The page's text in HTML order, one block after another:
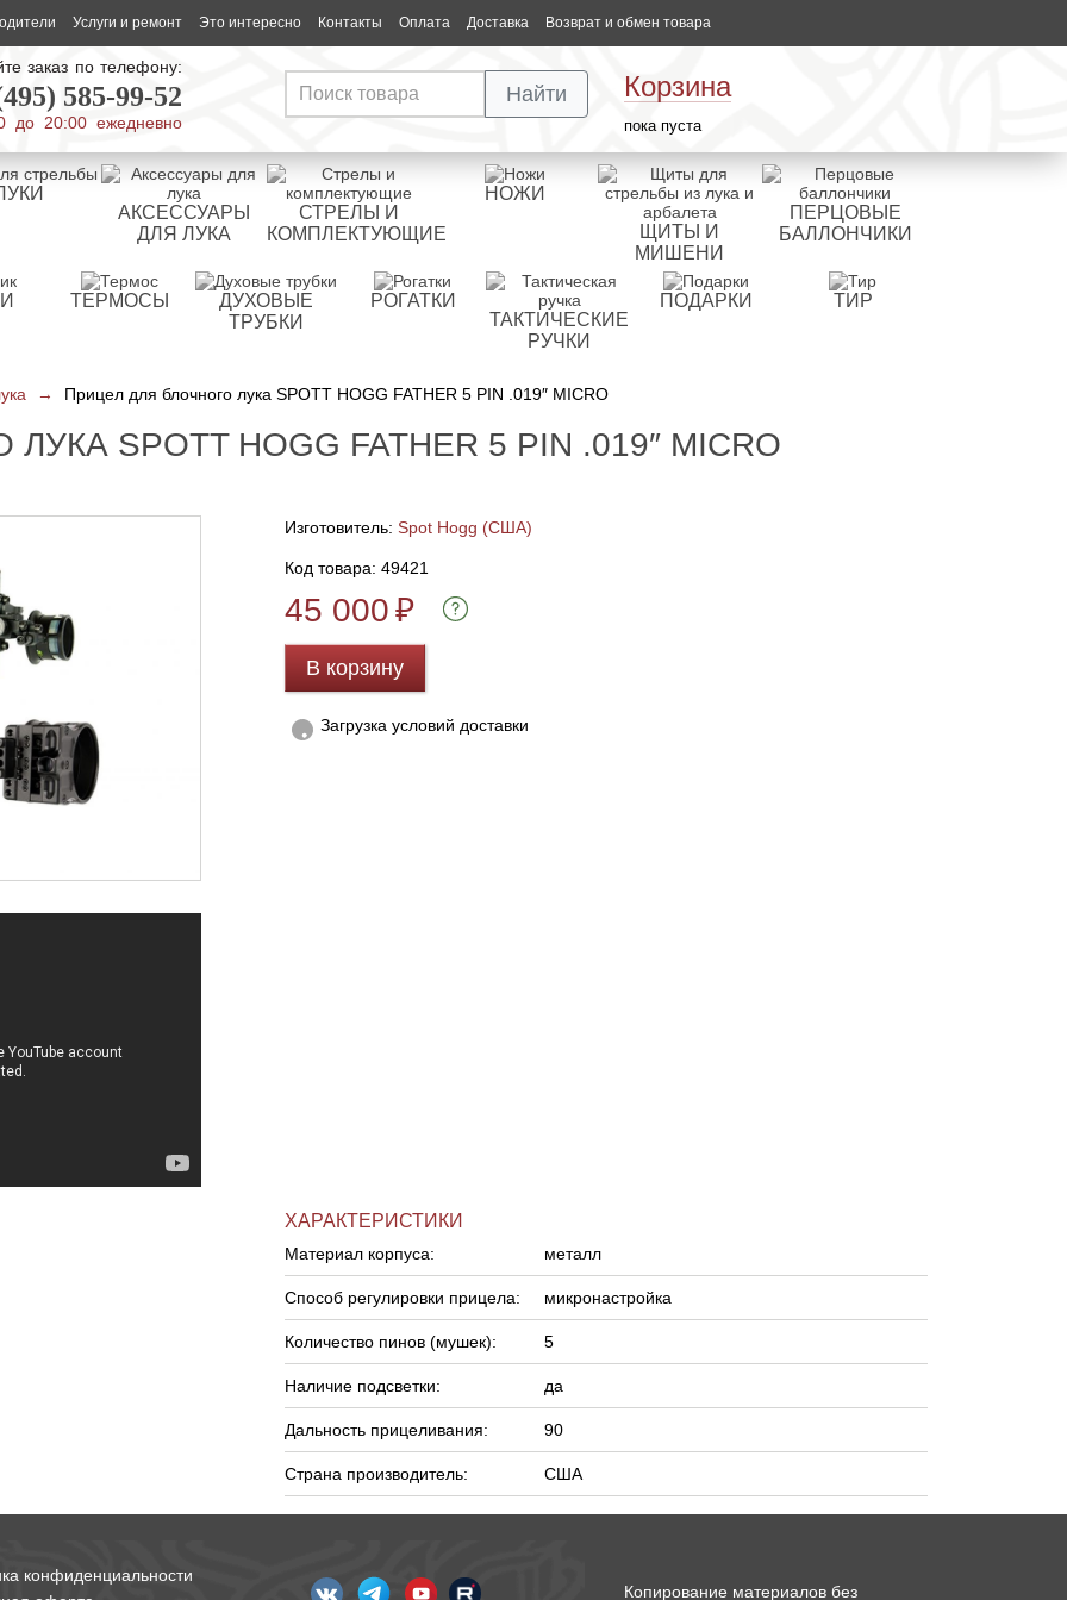
Услуги и ремонт Это интересно Контакты Оплата Доставка Возврат и обмен товара
заказ по телефону:
585-99-52
до 20:00 ежедневно
Корзина
пока пуста
Найти
АКСЕССУАРЫ
ДЛЯ ЛУКА
СТРЕЛЫ И
КОМПЛЕКТУЮЩИЕ
НОЖИ
ЩИТЫ И
МИШЕНИ
ПЕРЦОВЫЕ
БАЛЛОНЧИКИ
ТЕРМОСЫ
ДУХОВЫЕ
ТРУБКИ
РОГАТКИ
ТАКТИЧЕСКИЕ
РУЧКИ
ПОДАРКИ ТИР
→ Прицел для блочного лука SPOTT HOGG FATHER 5 PIN .019″ MICRO
SPOTT HOGG FATHER 5 PIN .019″ MICRO
Изготовитель: Spot Hogg (США)
Код товара: 49421
45 000₽
В корзину
Загрузка условий доставки
ХАРАКТЕРИСТИКИ
Материал корпуса: металл
Способ регулировки прицела: микронастройка
Количество пинов (мушек): 5
Наличие подсветки: да
Дальность прицеливания: 90
Страна производитель: США
конфиденциальности
Копирование материалов без